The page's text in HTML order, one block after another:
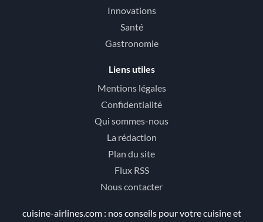
Innovations
Santé
Gastronomie
Liens utiles
Mentions légales
Confidentialité
Qui sommes-nous
La rédaction
Plan du site
Flux RSS
Nous contacter
cuisine-airlines.com : nos conseils pour votre cuisine et